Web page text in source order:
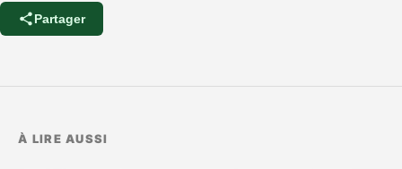
Partager
À LIRE AUSSI